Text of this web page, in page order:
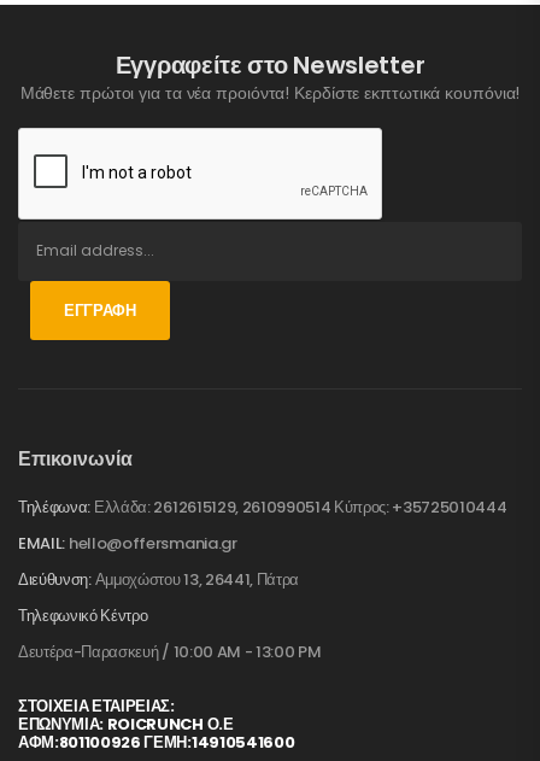
Εγγραφείτε στο Newsletter
Μάθετε πρώτοι για τα νέα προιόντα! Κερδίστε εκπτωτικά κουπόνια!
ΕΓΓΡΑΦΉ
Επικοινωνία
Τηλέφωνα: Ελλάδα: 2612615129, 2610990514 Κύπρος: +35725010444
EMAIL: hello@offersmania.gr
Διεύθυνση:Αμμοχώστου 13, 26441, Πάτρα
Τηλεφωνικό Κέντρο
Δευτέρα-Παρασκευή / 10:00 AM - 13:00 PM
ΣΤΟΙΧΕΊΑ ΕΤΑΙΡΕΊΑΣ:
ΕΠΩΝΥΜΙΑ: ROICRUNCH Ο.Ε
ΑΦΜ:801100926 ΓΕΜΗ:14910541600